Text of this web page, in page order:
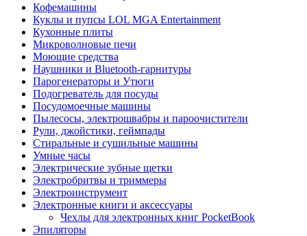
Кофемашины
Куклы и пупсы LOL MGA Entertainment
Кухонные плиты
Микроволновые печи
Моющие средства
Наушники и Bluetooth-гарнитуры
Парогенераторы и Утюги
Подогреватель для посуды
Посудомоечные машины
Пылесосы, электрошвабры и пароочистители
Рули, джойстики, геймпады
Стиральные и сушильные машины
Умные часы
Электрические зубные щетки
Электробритвы и триммеры
Электроинструмент
Электронные книги и аксессуары
Чехлы для электронных книг PocketBook
Эпиляторы